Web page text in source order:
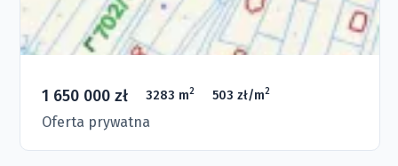
1 650 000 zł 3283 m2 503 zł/m2
Oferta prywatna